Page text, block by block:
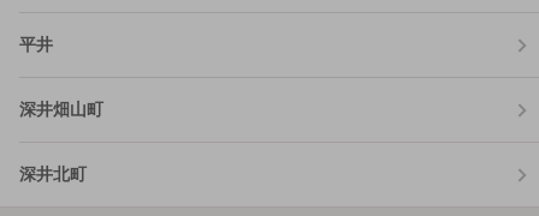
平井
深井畑山町
深井北町